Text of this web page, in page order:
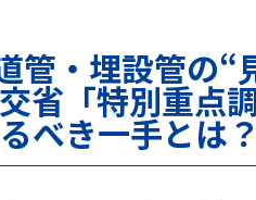
管・埋設管の“
省「特別重点
べき一手とは？